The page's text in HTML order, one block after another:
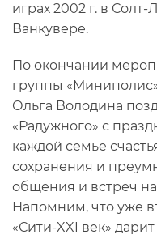
играх 2002 г. в Солт-
Ванкувере.
По окончании
группы
Ольга Володина
«Радужного» с
каждой семье
сохранения и
общения и встреч
Напомним, что уже
«Сити-XXI век»